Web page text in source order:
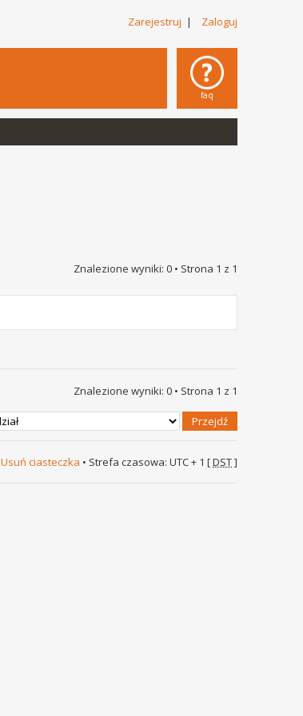
Zarejestruj | Zaloguj
faq
Znalezione wyniki: 0 • Strona 1 z 1
Znalezione wyniki: 0 • Strona 1 z 1
Usuń ciasteczka • Strefa czasowa: UTC + 1 [DST]